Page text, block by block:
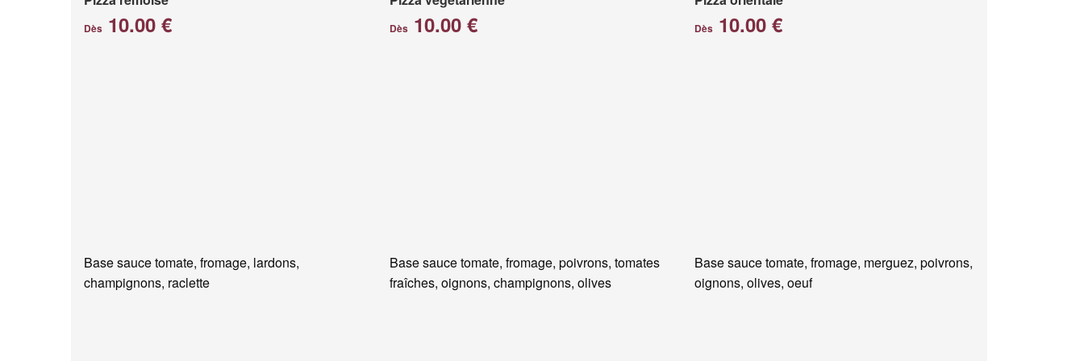
Dès 10.00 €
Base sauce tomate, fromage, lardons,
champignons, raclette
Dès10.00 €
Base sauce tomate, fromage, poivrons, tomates
fraîches, oignons, champignons, olives
Dès 10.00 €
Base sauce tomate, fromage, merguez, poivrons,
oignons, olives, oeuf